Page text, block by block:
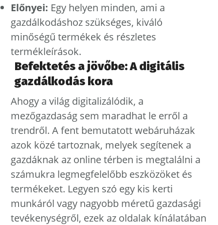
Előnyei: Egy helyen minden, ami a
gazdálkodáshoz szükséges, kiváló
minőségű termékek és részletes
termékleírások.
Befektetés a jövőbe: A digitális
gazdálkodás kora
Ahogy a világ digitalizálódik, a
mezőgazdaság sem maradhat le erről a
trendről. A fent bemutatott webáruházak
azok közé tartoznak, melyek segítenek a
gazdáknak az online térben is megtalálni a
számukra legmegfelelőbb eszközöket és
termékeket. Legyen szó egy kis kerti
munkáról vagy nagyobb méretű gazdasági
tevékenységről, ezek az oldalak kínálatában